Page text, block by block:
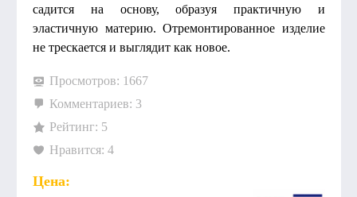
садится на основу, образуя практичную и
эластичную материю. Отремонтированное изделие
не трескается и выглядит как новое.
Просмотров: 1667
Комментариев: 3
Рейтинг: 5
Нравится: 4
Цена: